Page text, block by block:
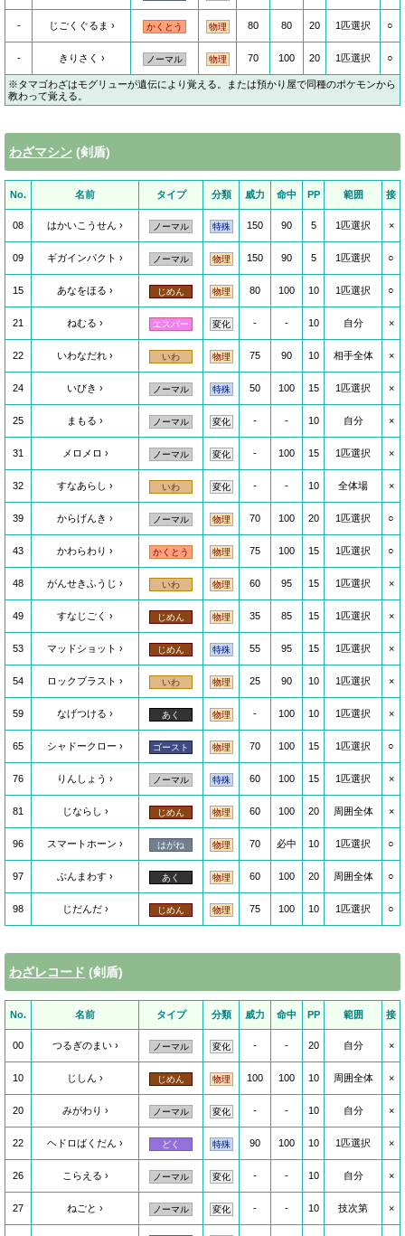
- じごくぐるま かくとう 物理 80 80 20 1匹選択 ○
- きりさく ノーマル 物理 70 100 20 1匹選択 ○
※タマゴわざはモグリューが遺伝により覚える。または預かり屋で同種のポケモンから
教わって覚える。
わざマシン (剣盾)
No. 名前 タイプ 分類 威力 命中 PP 範囲 接
08 はかいこうせん ノーマル 特殊 150 90 5 1匹選択 ×
09 ギガインパクト ノーマル 物理 150 90 5 1匹選択 ○
15 あなをほる じめん 物理 80 100 10 1匹選択 ○
21 ねむる エスパー 変化 - - 10 自分 ×
22 いわなだれ いわ 物理 75 90 10 相手全体 ×
24 いびき ノーマル 特殊 50 100 15 1匹選択 ×
25 まもる ノーマル 変化 - - 10 自分 ×
31 メロメロ ノーマル 変化 - 100 15 1匹選択 ×
32 すなあらし いわ 変化 - - 10 全体場 ×
39 からげんき ノーマル 物理 70 100 20 1匹選択 ○
43 かわらわり かくとう 物理 75 100 15 1匹選択 ○
48 がんせきふうじ いわ 物理 60 95 15 1匹選択 ×
49 すなじごく じめん 物理 35 85 15 1匹選択 ×
53 マッドショット じめん 特殊 55 95 15 1匹選択 ×
54 ロックブラスト いわ 物理 25 90 10 1匹選択 ×
59 なげつける あく 物理 - 100 10 1匹選択 ×
65 シャドークロー ゴースト 物理 70 100 15 1匹選択 ○
76 りんしょう ノーマル 特殊 60 100 15 1匹選択 ×
81 じならし じめん 物理 60 100 20 周囲全体 ×
96 スマートホーン はがね 物理 70 必中 10 1匹選択 ○
97 ぶんまわす あく 物理 60 100 20 周囲全体 ○
98 じだんだ じめん 物理 75 100 10 1匹選択 ○
わざレコード (剣盾)
No. 名前 タイプ 分類 威力 命中 PP 範囲 接
00 つるぎのまい ノーマル 変化 - - 20 自分 ×
10 じしん じめん 物理 100 100 10 周囲全体 ×
20 みがわり ノーマル 変化 - - 10 自分 ×
22 ヘドロばくだん どく 特殊 90 100 10 1匹選択 ×
26 こらえる ノーマル 変化 - - 10 自分 ×
27 ねごと ノーマル 変化 - - 10 技次第 ×